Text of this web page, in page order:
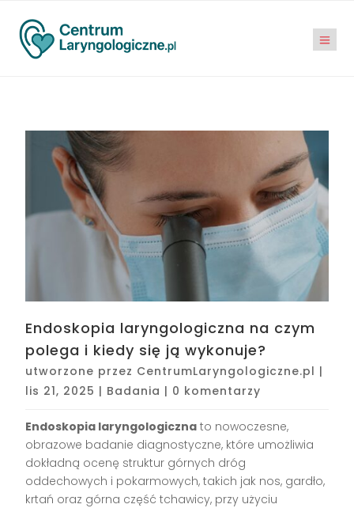
Endoskopia laryngologiczna na czym
polega i kiedy się ją wykonuje?
utworzone przez CentrumLaryngologiczne.pl |
lis 21, 2025 | Badania | 0 komentarzy
Endoskopia laryngologiczna to nowoczesne,
obrazowe badanie diagnostyczne, które umożliwia
dokładną ocenę struktur górnych dróg
oddechowych i pokarmowych, takich jak nos, gardło,
krtań oraz górna część tchawicy, przy użyciu